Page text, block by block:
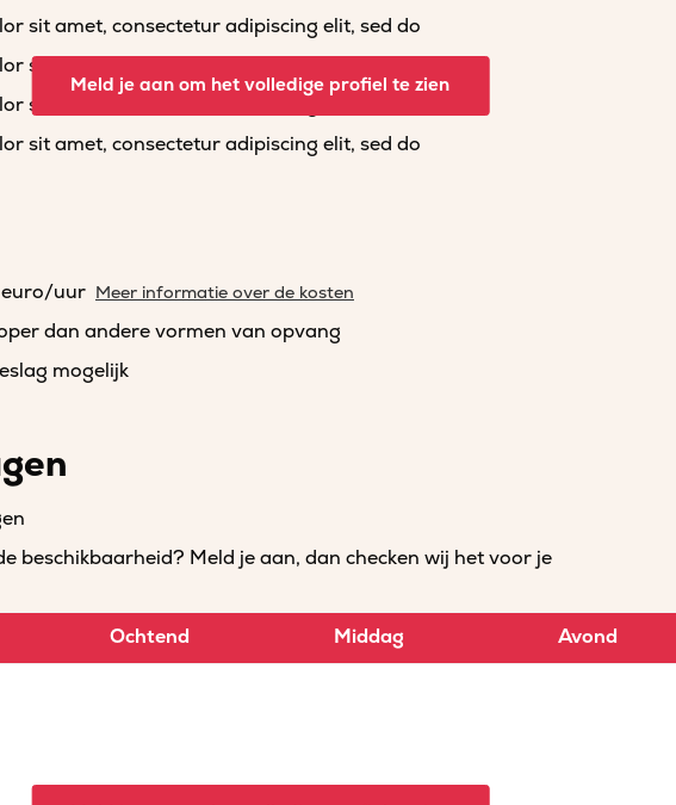
sit amet, consectetur adipiscing elit, sed do
sit amet, consectetur adipiscing elit, sed do
sit amet, consectetur adipiscing elit, sed do
sit amet, consectetur adipiscing elit, sed do
Meld je aan om het volledige profiel te zien
euro/uur Meer informatie over de kosten
dan andere vormen van opvang
mogelijk
beschikbaarheid? Meld je aan, dan checken wij het voor je
Ochtend Middag Avond